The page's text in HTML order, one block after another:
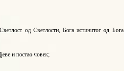
од Светлости, Бога истинитог од Бога
и постао човек;